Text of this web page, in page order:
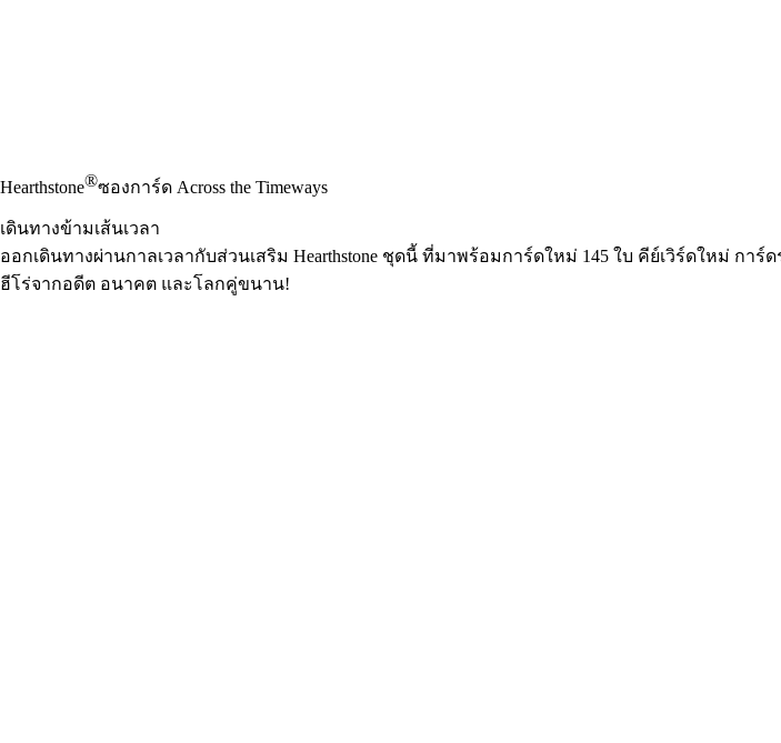
Hearthstone®ซองการ์ด Across the Timeways
เดินทางข้ามเส้นเวลา
ออกเดินทางผ่านกาลเวลากับส่วนเสริม Hearthstone ชุดนี้ ที่มาพร้อมการ์ดใหม่ 145 ใบ คีย์เวิร์ดใหม่ กา
ฮีโร่จากอดีต อนาคต และโลกคู่ขนาน!